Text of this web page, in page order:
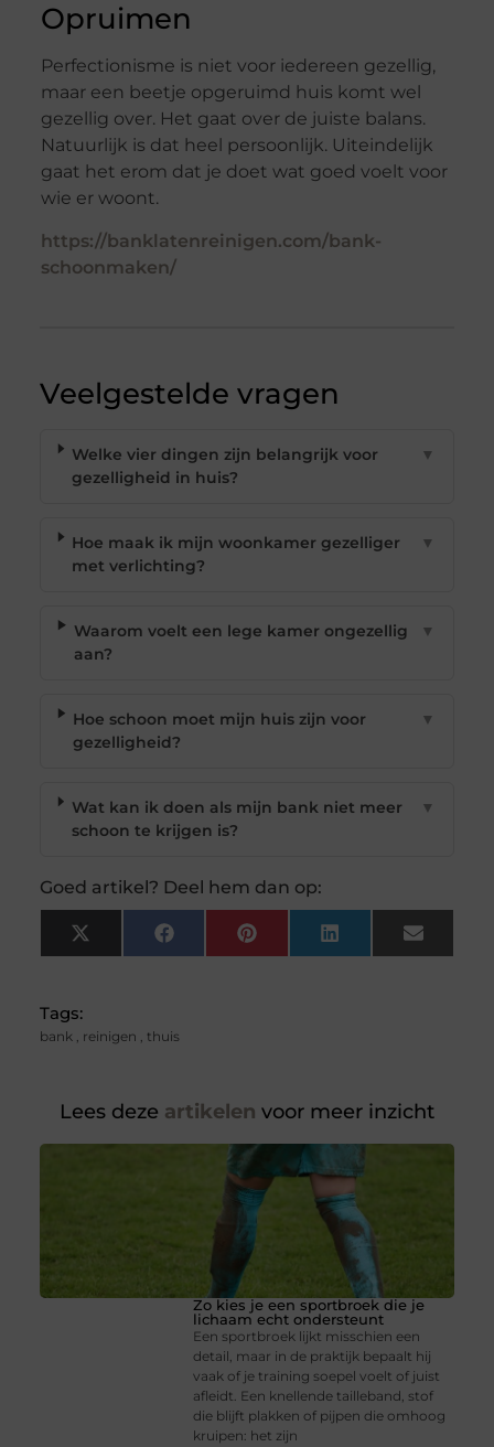
Opruimen
Perfectionisme is niet voor iedereen gezellig,
maar een beetje opgeruimd huis komt wel
gezellig over. Het gaat over de juiste balans.
Natuurlijk is dat heel persoonlijk. Uiteindelijk
gaat het erom dat je doet wat goed voelt voor
wie er woont.
https://banklatenreinigen.com/bank-
schoonmaken/
Veelgestelde vragen
Welke vier dingen zijn belangrijk voor
gezelligheid in huis?
▼
Hoe maak ik mijn woonkamer gezelliger
met verlichting?
▼
Waarom voelt een lege kamer ongezellig
aan?
▼
Hoe schoon moet mijn huis zijn voor
gezelligheid?
▼
Wat kan ik doen als mijn bank niet meer
schoon te krijgen is?
▼
Goed artikel? Deel hem dan op:
X
(Twitter)
FacebookPinterest LinkedIn Email
Tags:
bank, reinigen , thuis
Lees deze artikelen voor meer inzicht
Zo kies je een sportbroek die je
lichaam echt ondersteunt
Een sportbroek lijkt misschien een
detail, maar in de praktijk bepaalt hij
vaak of je training soepel voelt of juist
afleidt. Een knellende tailleband, stof
die blijft plakken of pijpen die omhoog
kruipen: het zijn